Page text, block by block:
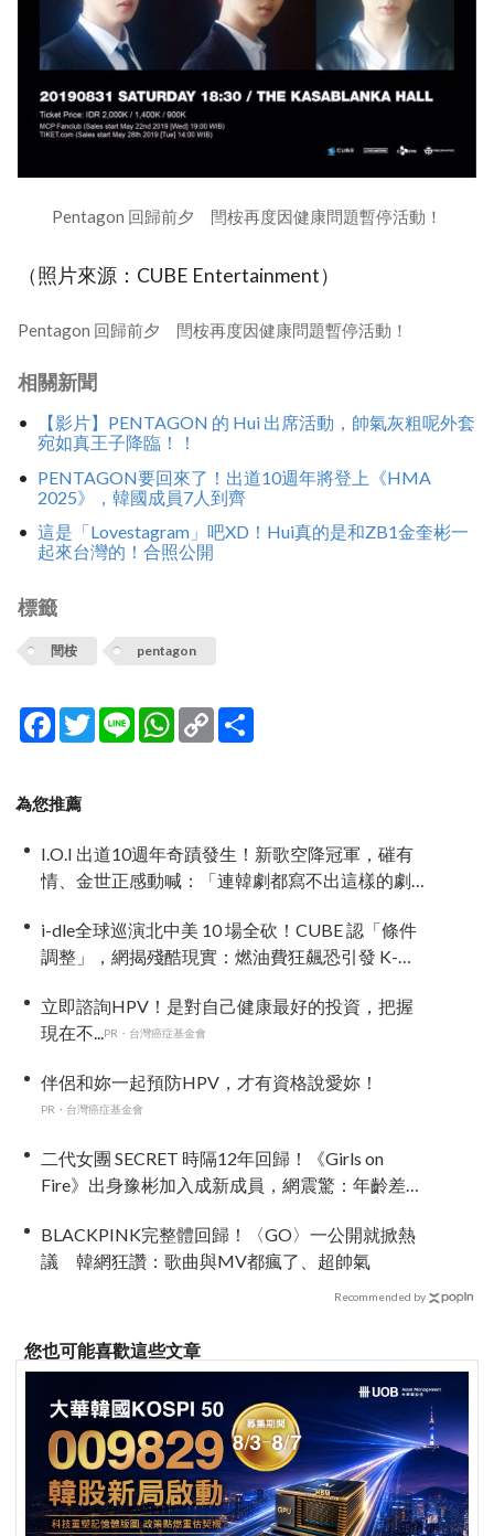
Pentagon 回歸前夕 閆桉再度因健康問題暫停活動！
（照片來源：CUBE Entertainment）
Pentagon 回歸前夕 閆桉再度因健康問題暫停活動！
相關新聞
【影片】PENTAGON 的 Hui 出席活動，帥氣灰粗呢外套
宛如真王子降臨！！
PENTAGON要回來了！出道10週年將登上《HMA
2025》，韓國成員7人到齊
這是「Lovestagram」吧XD！Hui真的是和ZB1金奎彬一
起來台灣的！合照公開
標籤
閆桉 pentagon
Facebook
TwitterLine WhatsApp
Copy
Link
為您推薦
I.O.I 出道10週年奇蹟發生！新歌空降冠軍，磪有
情、金世正感動喊：「連韓劇都寫不出這樣的劇
i-dle全球巡演北中美 10 場全砍！CUBE 認「條件
調整」，網揭殘酷現實：燃油費狂飆恐引發 K-
立即諮詢HPV！是對自己健康最好的投資，把握
現在不...PR・台灣癌症基金會
伴侶和妳一起預防HPV，才有資格說愛妳！
PR・台灣癌症基金會
二代女團 SECRET 時隔12年回歸！《Girls on
Fire》出身豫彬加入成新成員，網震驚：年齡差太
BLACKPINK完整體回歸！〈GO〉一公開就掀熱
議 韓網狂讚：歌曲與MV都瘋了、超帥氣
Recommended by
您也可能喜歡這些文章